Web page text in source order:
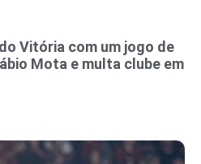
Vitória com um jogo de
Mota e multa clube em